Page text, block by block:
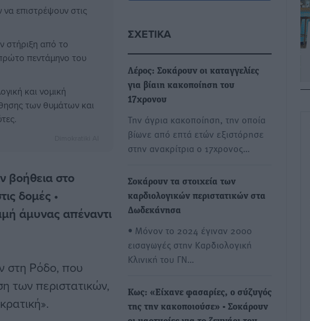
επιστρέψουν στις
στήριξη από το
πεντάμηνο του
και νομική
των θυμάτων και
βοήθεια στο
δομές •
άμυνας απέναντι
στη Ρόδο, που
των περιστατικών,
ΣΧΕΤΙΚΆ
Λέρος: Σοκάρουν οι καταγγελίες
για βίαιη κακοποίηση του
17χρονου
Την άγρια κακοποίηση, την οποία
βίωνε από επτά ετών εξιστόρησε
στην ανακρίτρια ο 17χρονος…
Σοκάρουν τα στοιχεία των
καρδιολογικών περιστατικών στα
Δωδεκάνησα
• Μόνον το 2024 έγιναν 2000
εισαγωγές στην Καρδιολογική
Κλινική του ΓΝ…
Κως: «Είχανε φασαρίες, o σύζυγός
της την κακοποιούσε» - Σοκάρουν